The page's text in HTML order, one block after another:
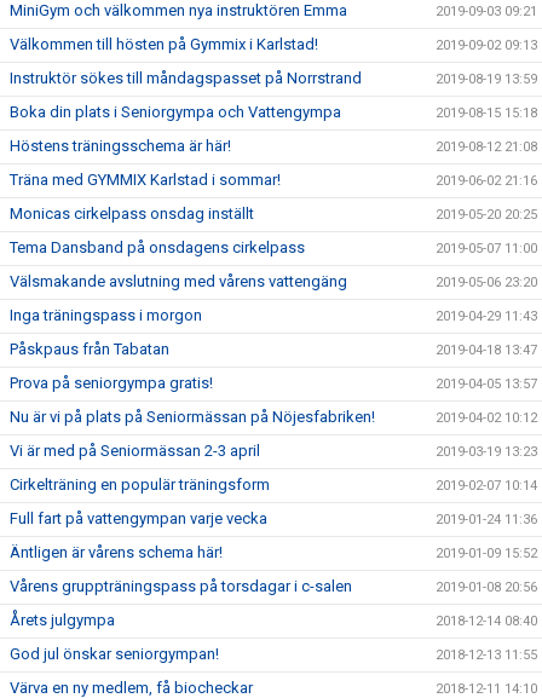
MiniGym och välkommen nya instruktören Emma 2019-09-03 09:21
Välkommen till hösten på Gymmix i Karlstad! 2019-09-02 09:13
Instruktör sökes till måndagspasset på Norrstrand 2019-08-19 13:59
Boka din plats i Seniorgympa och Vattengympa 2019-08-15 15:18
Höstens träningsschema är här! 2019-08-12 21:08
Träna med GYMMIX Karlstad i sommar! 2019-06-02 21:16
Monicas cirkelpass onsdag inställt 2019-05-20 20:25
Tema Dansband på onsdagens cirkelpass 2019-05-07 11:00
Välsmakande avslutning med vårens vattengäng 2019-05-06 23:20
Inga träningspass i morgon 2019-04-29 11:43
Påskpaus från Tabatan 2019-04-18 13:47
Prova på seniorgympa gratis! 2019-04-05 13:57
Nu är vi på plats på Seniormässan på Nöjesfabriken! 2019-04-02 10:12
Vi är med på Seniormässan 2-3 april 2019-03-19 13:23
Cirkelträning en populär träningsform 2019-02-07 10:14
Full fart på vattengympan varje vecka 2019-01-24 11:36
Äntligen är vårens schema här! 2019-01-09 15:52
Vårens gruppträningspass på torsdagar i c-salen 2019-01-08 20:56
Årets julgympa 2018-12-14 08:40
God jul önskar seniorgympan! 2018-12-13 11:55
Värva en ny medlem, få biocheckar 2018-12-11 14:10